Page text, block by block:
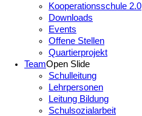
Kooperationsschule 2.0
Downloads
Events
Offene Stellen
Quartierprojekt
TeamOpen Slide
Schulleitung
Lehrpersonen
Leitung Bildung
Schulsozialarbeit